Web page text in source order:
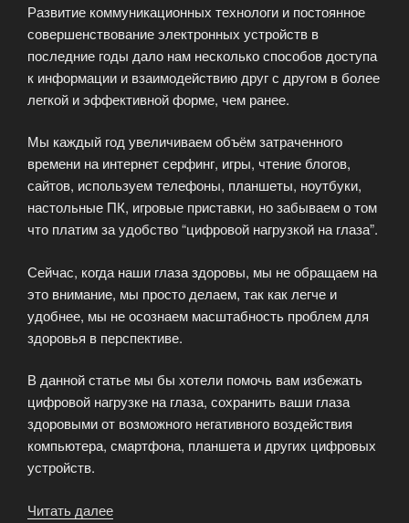
технологии»
Развитие коммуникационных технологи и постоянное
совершенствование электронных устройств в
последние годы дало нам несколько способов доступа
к информации и взаимодействию друг с другом в более
легкой и эффективной форме, чем ранее.
Мы каждый год увеличиваем объём затраченного
времени на интернет серфинг, игры, чтение блогов,
сайтов, используем телефоны, планшеты, ноутбуки,
настольные ПК, игровые приставки, но забываем о том
что платим за удобство “цифровой нагрузкой на глаза”.
Сейчас, когда наши глаза здоровы, мы не обращаем на
это внимание, мы просто делаем, так как легче и
удобнее, мы не осознаем масштабность проблем для
здоровья в перспективе.
В данной статье мы бы хотели помочь вам избежать
цифровой нагрузке на глаза, сохранить ваши глаза
здоровыми от возможного негативного воздействия
компьютера, смартфона, планшета и других цифровых
устройств.
Читать далее